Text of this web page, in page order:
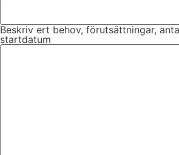
Beskriv ert behov, förutsättningar,
startdatum